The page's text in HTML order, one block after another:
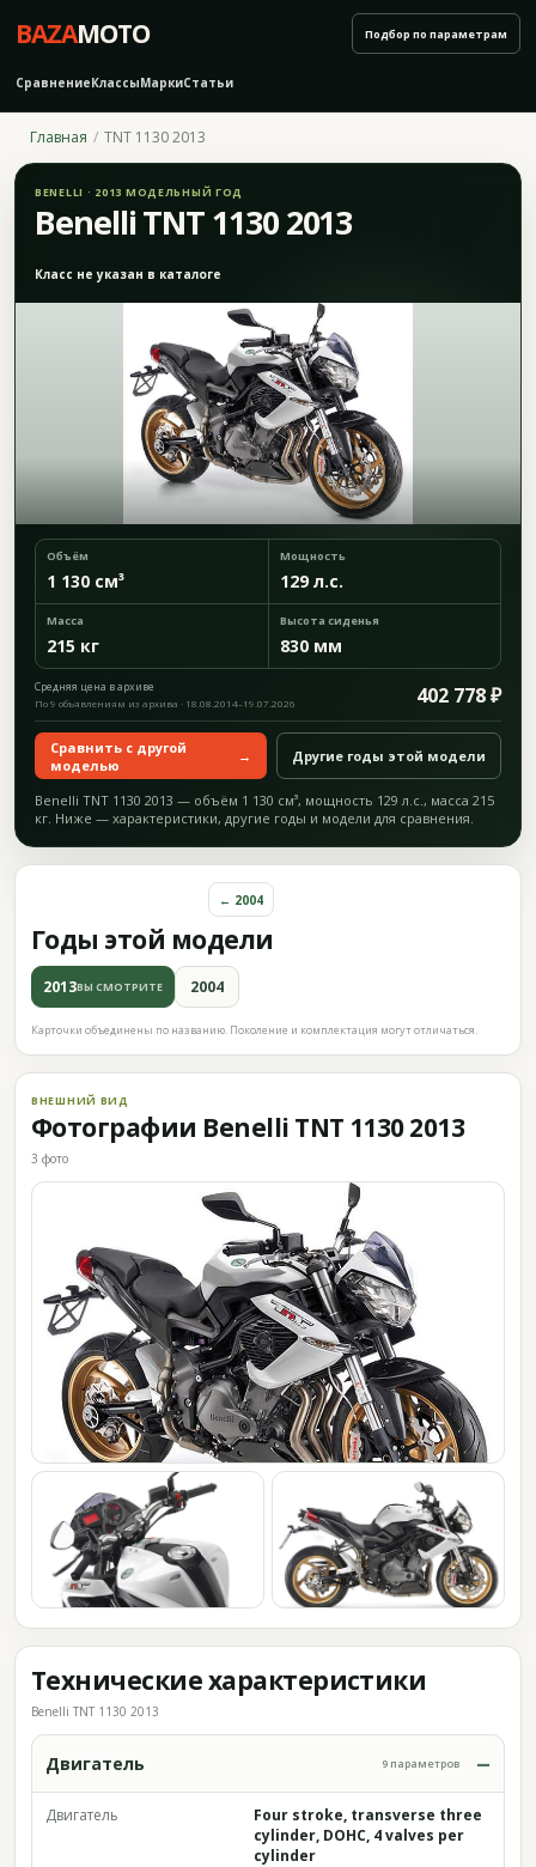
BAZAMOTO
СравнениеКлассыМаркиСтатьи
Подбор по параметрам
Главная TNT 1130 2013
BENELLI · 2013 МОДЕЛЬНЫЙ ГОД
Benelli TNT 1130 2013
Класс не указан в каталоге
Объём
1 130 см³
Мощность
129 л.с.
Масса
215 кг
Высота сиденья
830 мм
Средняя цена в архиве 402 778 ₽
По 9 объявлениям из архива · 18.08.2014–19.07.2026
Сравнить с другой
моделью
→ Другие годы этой модели
Benelli TNT 1130 2013 — объём 1 130 см³, мощность 129 л.с., масса 215
кг. Ниже — характеристики, другие годы и модели для сравнения.
Годы этой модели
← 2004
2013ВЫ СМОТРИТЕ 2004
Карточки объединены по названию. Поколение и комплектация могут отличаться.
ВНЕШНИЙ ВИД
Фотографии Benelli TNT 1130 2013
3 фото
Технические характеристики
Benelli TNT 1130 2013
Двигатель 9 параметров
Двигатель
Four stroke, transverse three
cylinder, DOHC, 4 valves per
cylinder